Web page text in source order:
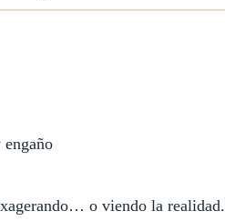
o viendo la realidad.